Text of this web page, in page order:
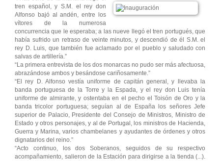
tren español, y S.M. el rey don
Alfonso bajó al andén, entre los
vítores de la numerosa
concurrencia que le esperaba; a las nueve llegó el tren portugués, que
había sufrido un retraso de veinte minutos, y descendió de él S.M. el
rey D. Luis, que también fue aclamado por el pueblo y saludado con
salvas de artillería.”
“La primera entrevista de los dos monarcas no pudo ser más afectuosa,
abrazándose ambos y besándose cariñosamente.”
“El rey D. Alfonso vestía uniforme de capitán general, y llevaba la
banda portuguesa de la Torre y la Espada, y el rey don Luis tenía
uniforme de almirante, y ostentaba en el pecho el Toisón de Oro y la
banda tricolor portuguesa; seguían al de España los señores Jefe
superior de Palacio, Presidente del Consejo de Ministros, Ministro de
Estado y otros personajes, y al de Portugal, los ministros de Hacienda,
Guerra y Marina, varios chambelanes y ayudantes de órdenes y otros
dignatarios del reino.”
“Acto continuo, los dos Soberanos, seguidos de su respectivo
acompañamiento, salieron de la Estación para dirigirse a la tienda (...).